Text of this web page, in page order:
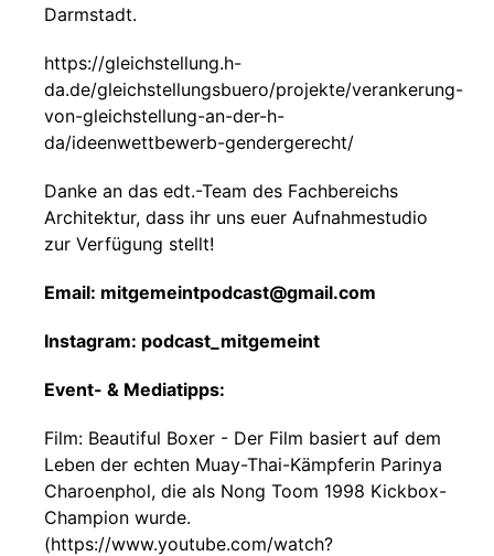
Darmstadt.
https://gleichstellung.h-
da.de/gleichstellungsbuero/projekte/verankerung-
von-gleichstellung-an-der-h-
da/ideenwettbewerb-gendergerecht/
Danke an das edt.-Team des Fachbereichs
Architektur, dass ihr uns euer Aufnahmestudio
zur Verfügung stellt!
Email: mitgemeintpodcast@gmail.com
Instagram: podcast_mitgemeint
Event- & Mediatipps:
Film: Beautiful Boxer - Der Film basiert auf dem
Leben der echten Muay-Thai-Kämpferin Parinya
Charoenphol, die als Nong Toom 1998 Kickbox-
Champion wurde.
(https://www.youtube.com/watch?